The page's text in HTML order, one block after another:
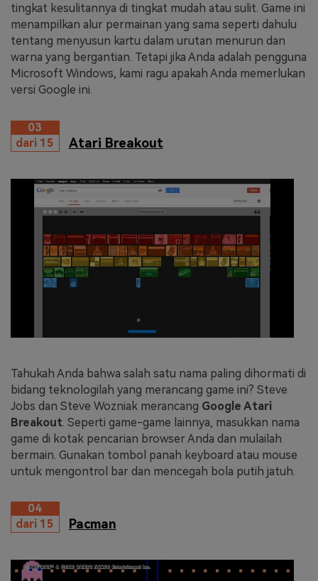
tingkat kesulitannya di tingkat mudah atau sulit. Game ini
menampilkan alur permainan yang sama seperti dahulu
tentang menyusun kartu dalam urutan menurun dan
warna yang bergantian. Tetapi jika Anda adalah pengguna
Microsoft Windows, kami ragu apakah Anda memerlukan
versi Google ini.
03
dari 15
Atari Breakout
Tahukah Anda bahwa salah satu nama paling dihormati di
bidang teknologilah yang merancang game ini? Steve
Jobs dan Steve Wozniak merancang Google Atari
Breakout . Seperti game-game lainnya, masukkan nama
game di kotak pencarian browser Anda dan mulailah
bermain. Gunakan tombol panah keyboard atau mouse
untuk mengontrol bar dan mencegah bola putih jatuh.
04
dari 15
Pacman